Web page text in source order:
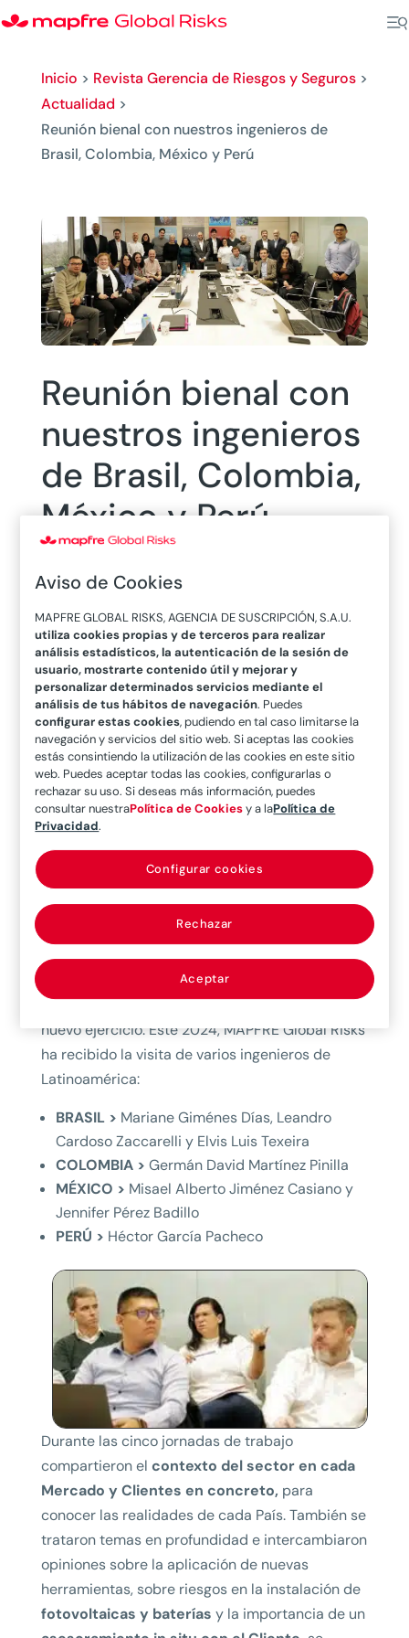
Inicio > Revista Gerencia de Riesgos y Seguros>
Actualidad >
Reunión bienal con nuestros ingenieros de
Brasil, Colombia, México y Perú
Reunión bienal con
nuestros ingenieros
de Brasil, Colombia,
México y Perú
29/02/2024
La semana del 12 al 17 de febrero, el Área de
Ingeniería celebró su Reunión bienal con un
programa que combinaba acciones formativas
técnicas y de equipo con actividades one to one
junto a ingenieros y suscriptores, en función de
las necesidades de cada perfil.
La reunión bienal del Área de Ingeniería de
MAPFRE Global Risksse ha consolidado una vez
más como un éxito, no solo en conocimientos y
experiencias, sino también en lo relacional como
equipo. Además,
contaron con la presencia de
Bosco Francoy, CEO de MAPFRE Global Risks,
que se acercó a darles la bienvenida a la Sede y
pasaron un rato muy agradable conversando
sobre los éxitos del 2023 y las nuevas
estrategias para conseguir los objetivos en este
nuevo ejercicio. Este 2024, MAPFRE Global Risks
ha recibido la visita de varios ingenieros de
Latinoamérica:
BRASIL > Mariane Giménes Días, Leandro
Cardoso Zaccarelli y Elvis Luis Texeira
COLOMBIA > Germán David Martínez Pinilla
MÉXICO > Misael Alberto Jiménez Casiano y
Jennifer Pérez Badillo
PERÚ > Héctor García Pacheco
Durante las cinco jornadas de trabajo
compartieron el contexto del sector en cada
Mercado y Clientes en concreto, para
conocer las realidades de cada País. También se
trataron temas en profundidad e intercambiaron
opiniones sobre la aplicación de nuevas
herramientas, sobre riesgos en la instalación de
fotovoltaicas y baterías y la importancia de un
Aviso de Cookies
MAPFRE GLOBAL RISKS, AGENCIA DE SUSCRIPCIÓN, S.A.U.
utiliza cookies propias y de terceros para realizar
análisis estadísticos, la autenticación de la sesión de
usuario, mostrarte contenido útil y mejorar y
personalizar determinados servicios mediante el
análisis de tus hábitos de navegación. Puedes
configurar estas cookies, pudiendo en tal caso limitarse la
navegación y servicios del sitio web. Si aceptas las cookies
estás consintiendo la utilización de las cookies en este sitio
web. Puedes aceptar todas las cookies, configurarlas o
rechazar su uso. Si deseas más información, puedes
consultar nuestraPolítica de Cookiesy a laPolítica de
Privacidad.
Rechazar
Aceptar
Configurar cookies